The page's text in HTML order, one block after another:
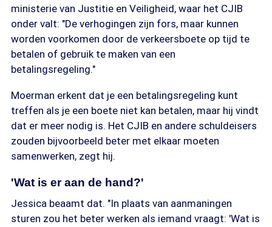
ministerie van Justitie en Veiligheid, waar het CJIB
onder valt: "De verhogingen zijn fors, maar kunnen
worden voorkomen door de verkeersboete op tijd te
betalen of gebruik te maken van een
betalingsregeling."
Moerman erkent dat je een betalingsregeling kunt
treffen als je een boete niet kan betalen, maar hij vindt
dat er meer nodig is. Het CJIB en andere schuldeisers
zouden bijvoorbeeld beter met elkaar moeten
samenwerken, zegt hij.
'Wat is er aan de hand?'
Jessica beaamt dat. "In plaats van aanmaningen
sturen zou het beter werken als iemand vraagt: 'Wat is